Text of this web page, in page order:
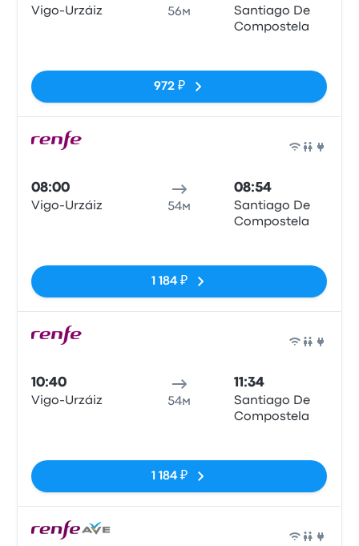
Vigo-Urzáiz 56м
Santiago De
Compostela
972 ₽
08:00
Vigo-Urzáiz 54м
08:54
Santiago De
Compostela
1 184 ₽
10:40
Vigo-Urzáiz 54м
11:34
Santiago De
Compostela
1 184 ₽